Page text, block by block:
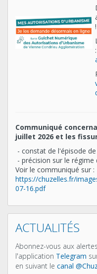
!
:
Communiqué
juillet 2026 et les
- constat de l'épisode
- précision sur le
Voir le communiqué sur :
https://chuzelles.fr/
07-16.pdf
ACTUALITÉS
Abonnez-vous aux
l'application Telegram
en suivant le canal